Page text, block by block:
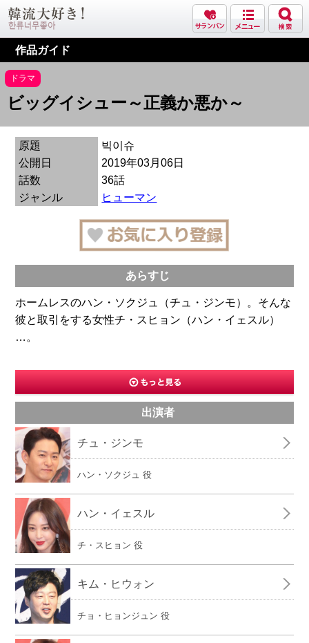
作品ガイド
ドラマ
ビッグイシュー～正義か悪か～
原題
빅이슈
公開日
2019年03月06日
話数
36話
ジャンル
ヒューマン
あらすじ
ホームレスのハン・ソクジュ（チュ・ジンモ）。そんな
彼と取引をする女性チ・スヒョン（ハン・イェスル）
…。
出演者
チュ・ジンモ
ハン・ソクジュ 役
ハン・イェスル
チ・スヒョン 役
キム・ヒウォン
チョ・ヒョンジュン 役